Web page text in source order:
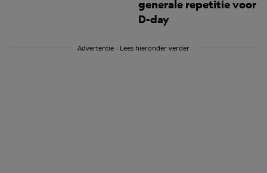
generale repetitie voor
D-day
Advertentie - Lees hieronder verder